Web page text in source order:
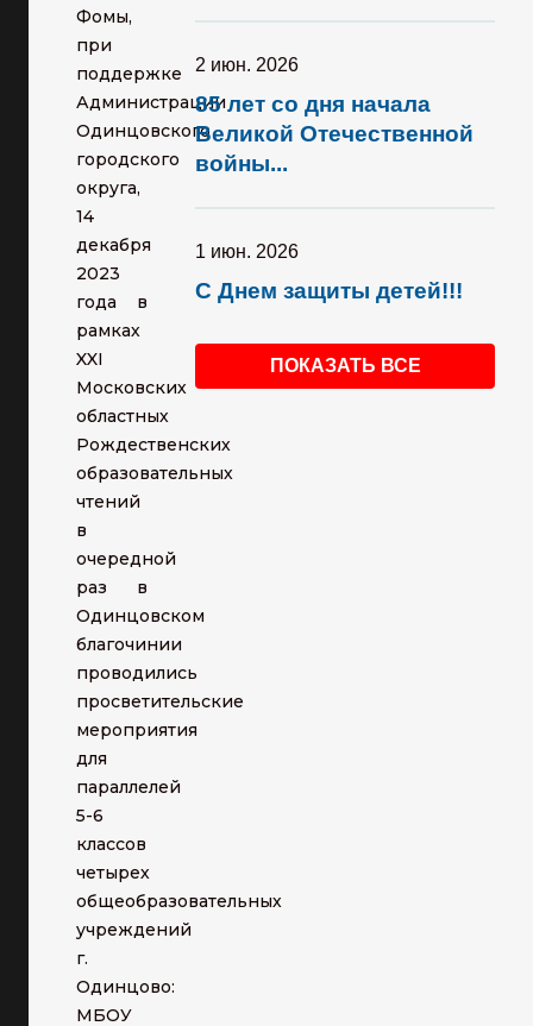
Фомы,
при
поддержке
Администрации
Одинцовского
городского
округа,
14
декабря
2023
года в
рамках
XXI
Московских
областных
Рождественских
образовательных
чтений
в
очередной
раз в
Одинцовском
благочинии
проводились
просветительские
мероприятия
для
параллелей
5-6
классов
четырех
общеобразовательных
учреждений
г.
Одинцово:
МБОУ
2 июн. 2026
85 лет со дня начала
Великой Отечественной
войны...
1 июн. 2026
С Днем защиты детей!!!
ПОКАЗАТЬ ВСЕ